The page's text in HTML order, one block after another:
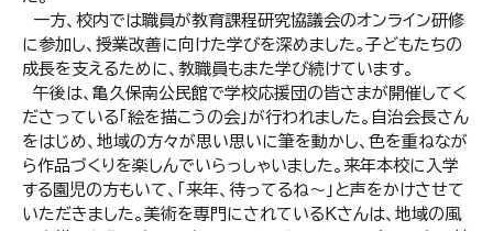
一方、校内では職員が教育課程研究協議会のオンライン研修
に参加し、授業改善に向けた学びを深めました。子どもたちの
成長を支えるために、教職員もまた学び続けています。
午後は、亀久保南公民館で学校応援団の皆さまが開催してく
ださっている「絵を描こうの会」が行われました。自治会長さん
をはじめ、地域の方々が思い思いに筆を動かし、色を重ねなが
ら作品づくりを楽しんでいらっしゃいました。来年本校に入学
する園児の方もいて、「来年、待ってるね～」と声をかけさせて
いただきました。美術を専門にされているKさんは、地域の風